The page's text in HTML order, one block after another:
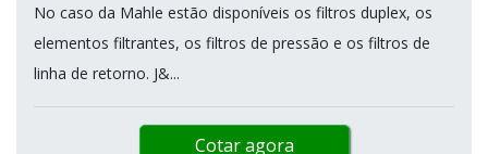
No caso da Mahle estão disponíveis os filtros duplex, os
elementos filtrantes, os filtros de pressão e os filtros de
linha de retorno. J&...
Cotar agora